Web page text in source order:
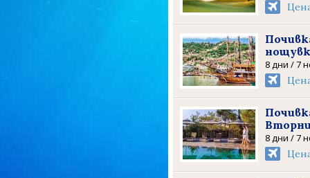
8 дни / 7
8 дни / 7